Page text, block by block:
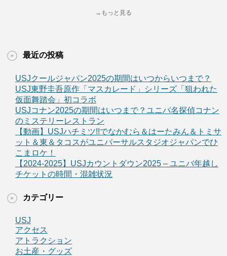
→もっと見る
最近の投稿
USJクールジャパン2025の期間はいつからいつまで？
USJ東野圭吾原作「マスカレード」シリーズ「狙われた
仮面舞踏会」初コラボ
USJコナン2025の期間はいつまで？ユニバ名探偵コナン
のミステリーレストラン
【動画】USJハチミツ!!でなかむら＆はーたみん＆トミサ
ット＆東＆タコスがユニバーサルスタジオジャパンでひ
こまロケ！
【2024-2025】USJカウントダウン2025 – ユニバ年越し
チケットの時間・混雑状況
カテゴリー
USJ
アクセス
アトラクション
お土産・グッズ